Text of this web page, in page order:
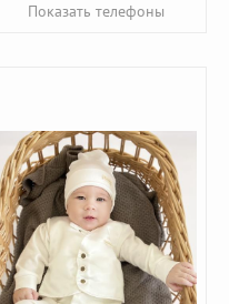
Показать телефоны